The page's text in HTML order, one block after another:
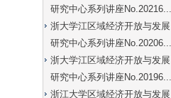
研究中心系列讲座No.20216...
浙大学江区域经济开放与发展
研究中心系列讲座No.20206...
浙大学江区域经济开放与发展
研究中心系列讲座No.20196...
浙江大学区域经济开放与发展